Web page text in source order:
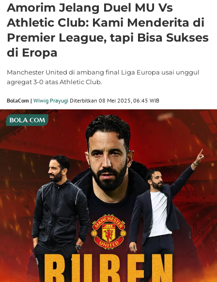
Amorim Jelang Duel MU Vs
Athletic Club: Kami Menderita di
Premier League, tapi Bisa Sukses
di Eropa
Manchester United di ambang final Liga Europa usai unggul
agregat 3-0 atas Athletic Club.
BolaCom | Wiwig Prayugi Diterbitkan 08 Mei 2025, 06:45 WIB